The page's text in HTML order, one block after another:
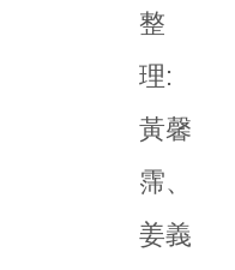
整
理:
黃馨
霈、
姜義